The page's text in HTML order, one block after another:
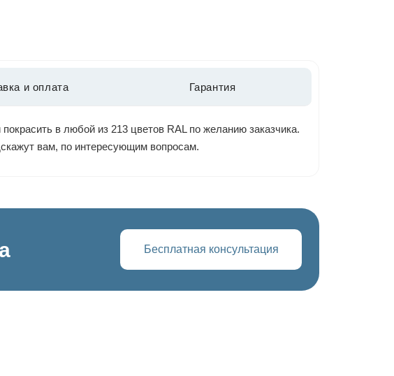
и оплата Гарантия
в любой из 213 цветов RAL по желанию заказчика.
вам, по интересующим вопросам.
Бесплатная консультация